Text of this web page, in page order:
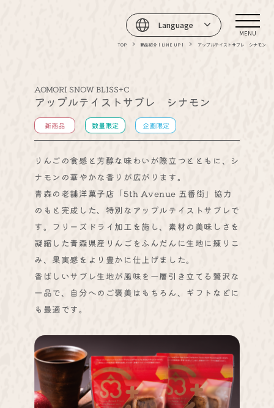
Language
MENU
TOP 商品紹介 | LINE UP | アップルテイストサブレ シナモン
AOMORI SNOW BLISS+C
アップルテイストサブレ シナモン
新商品 数量限定 企画限定
りんごの食感と芳醇な味わいが際立つとともに、シ
ナモンの華やかな香りが広がります。
青森の老舗洋菓子店「5th Avenue 五番街」協力
のもと完成した、特別なアップルテイストサブレで
す。フリーズドライ加工を施し、素材の美味しさを
凝縮した青森県産りんごをふんだんに生地に練りこ
み、果実感をより豊かに仕上げました。
香ばしいサブレ生地が風味を一層引き立てる贅沢な
一品で、自分へのご褒美はもちろん、ギフトなどに
も最適です。